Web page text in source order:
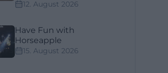
12. August 2026
Have Fun with
Horseapple
15. August 2026